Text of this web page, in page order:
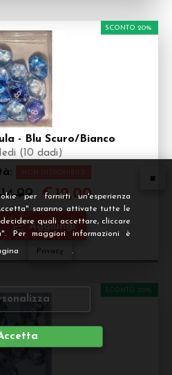
per fornirti un'esperienza
saranno attivate tutte le
quali accettare, cliccare
Per maggiori informazioni è
Privacy .
- Blu Scuro/Bianco
(10 dadi)
SCONTO 20%
€12,00
SCONTO 20%